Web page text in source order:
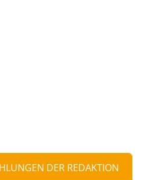
DER REDAKTION